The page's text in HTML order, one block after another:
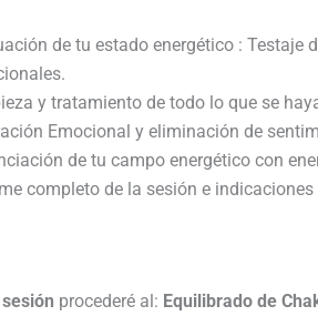
de tu estado energético :
y tratamiento de todo lo que se
Emocional y eliminación de
de tu campo energético con
completo de la sesión e
procederé al: Equilibrado de